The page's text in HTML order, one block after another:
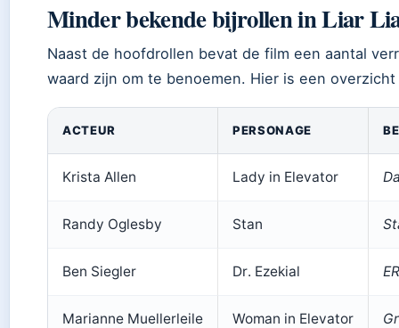
Minder bekende bijrollen in Liar
Naast de hoofdrollen bevat de film een aantal
waard zijn om te benoemen. Hier is een
ACTEUR PERSONAGE
Krista Allen Lady in Elevator
Randy Oglesby Stan
Ben Siegler Dr. Ezekial ER
Marianne Muellerleile Woman in Elevator